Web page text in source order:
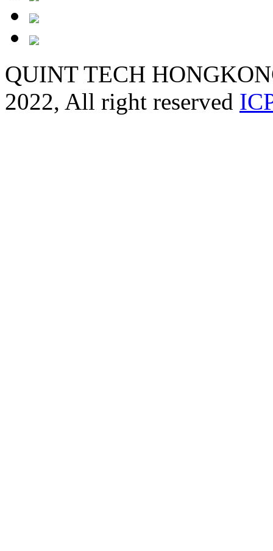
QUINT TECH
2022, All right reserved